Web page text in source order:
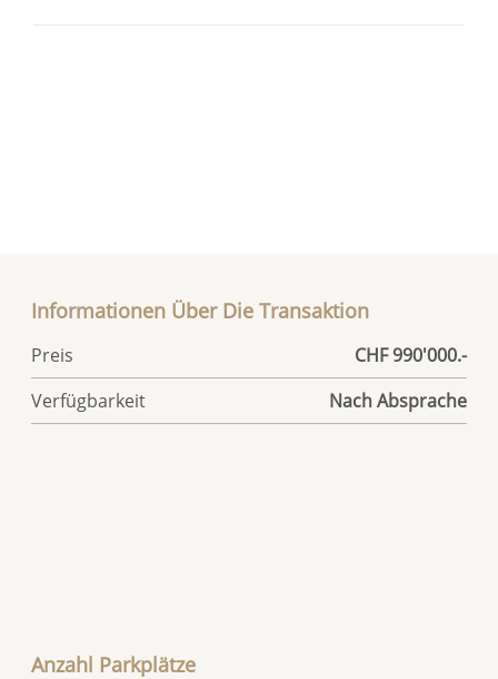
Informationen Über Die Transaktion
Preis
CHF 990'000.-
Verfügbarkeit
Nach Absprache
Anzahl Parkplätze